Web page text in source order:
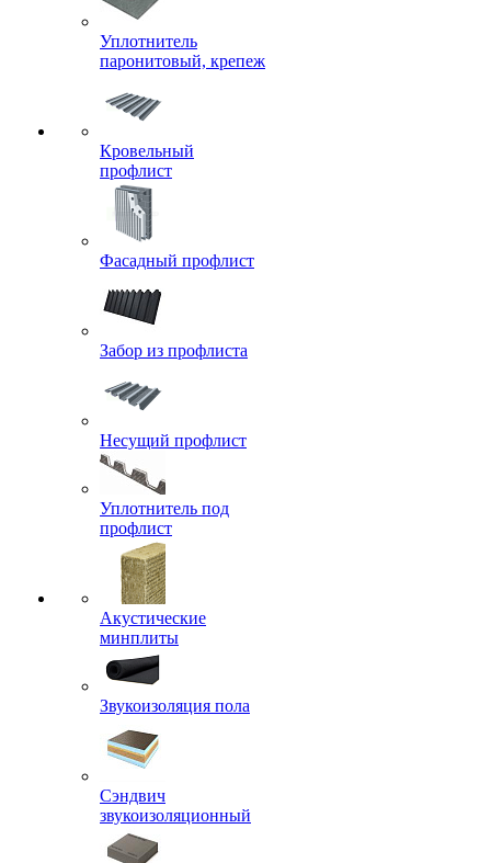
Уплотнитель
паронитовый, крепеж
Кровельный
профлист
Фасадный профлист
Забор из профлиста
Несущий профлист
Уплотнитель под
профлист
Акустические
минплиты
Звукоизоляция пола
Сэндвич
звукоизоляционный